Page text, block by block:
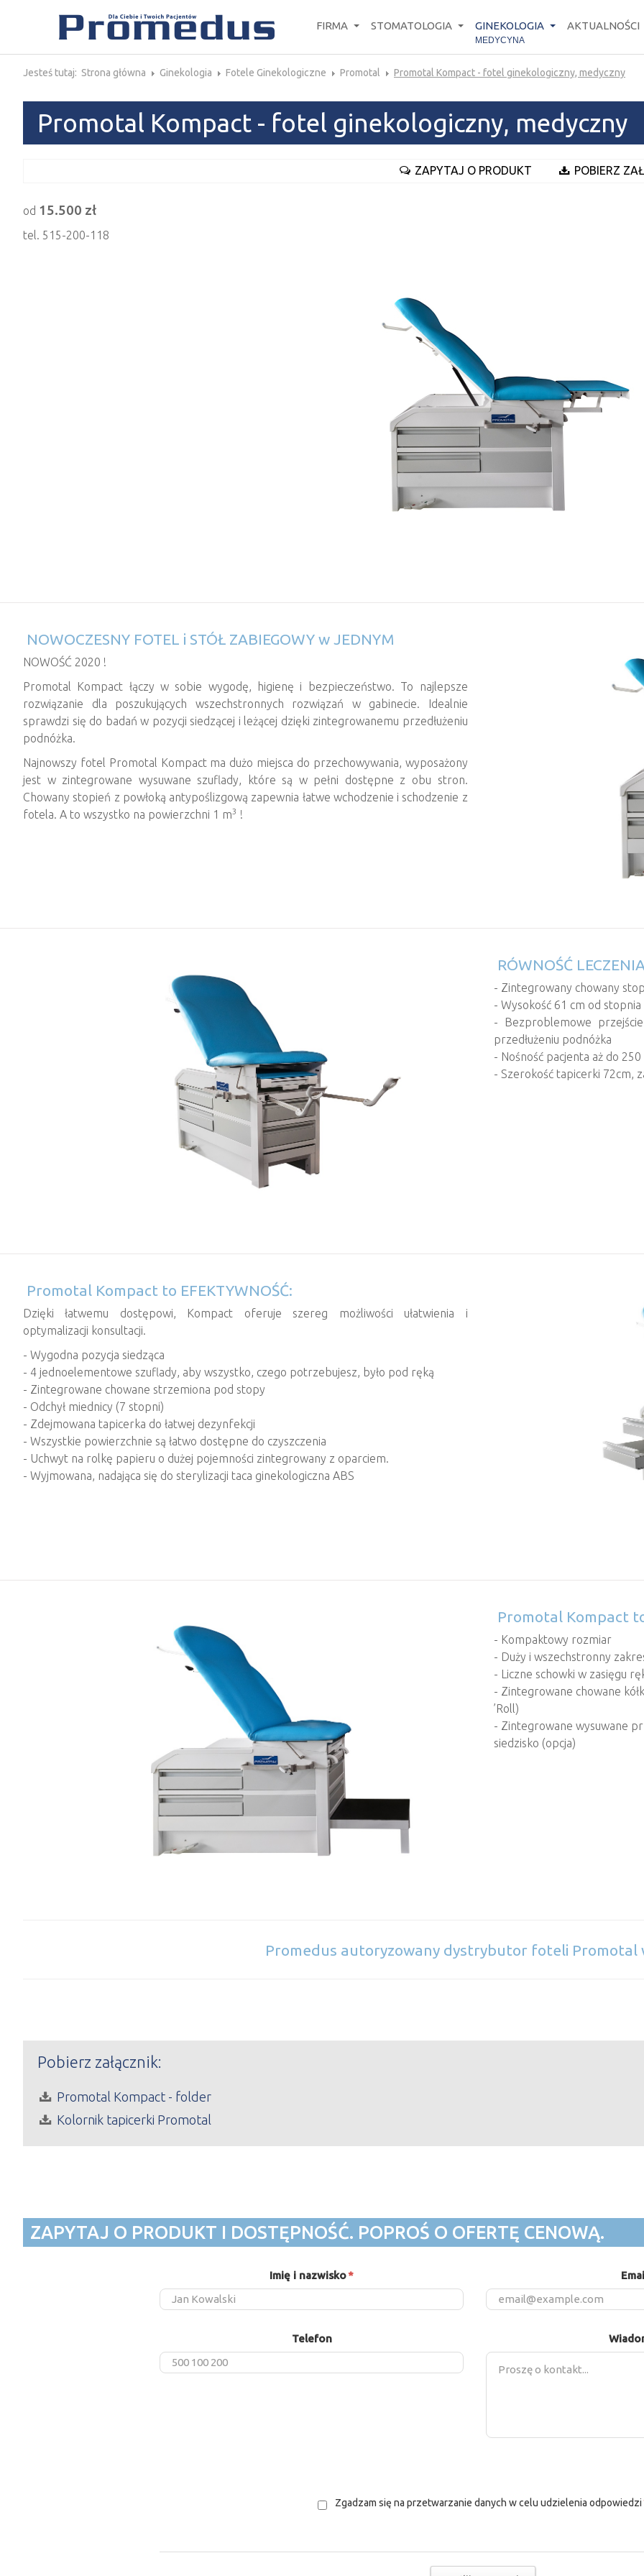
FIRMA STOMATOLOGIA GINEKOLOGIA
MEDYCYNA
AKTUALNOŚCI
Jesteś tutaj: Strona główna Ginekologia Fotele Ginekologiczne Promotal Promotal Kompact - fotel ginekologiczny, medyczny
Promotal Kompact - fotel ginekologiczny, medyczny
ZAPYTAJ O PRODUKT POBIERZ
od 15.500 zł
tel. 515-200-118
NOWOCZESNY FOTEL i STÓŁ ZABIEGOWY w JEDNYM
NOWOŚĆ 2020 !
Promotal Kompact łączy w sobie wygodę, higienę i bezpieczeństwo. To najlepsze
rozwiązanie dla poszukujących wszechstronnych rozwiązań w gabinecie. Idealnie
sprawdzi się do badań w pozycji siedzącej i leżącej dzięki zintegrowanemu przedłużeniu
podnóżka.
Najnowszy fotel Promotal Kompact ma dużo miejsca do przechowywania, wyposażony
jest w zintegrowane wysuwane szuflady, które są w pełni dostępne z obu stron.
Chowany stopień z powłoką antypoślizgową zapewnia łatwe wchodzenie i schodzenie z
fotela. A to wszystko na powierzchni 1 m3 !
RÓWNOŚĆ
- Zintegrowany chowany
- Wysokość 61 cm od
- Bezproblemowe
przedłużeniu podnóżka
- Nośność pacjenta aż do 250
- Szerokość tapicerki 72cm,
Promotal Kompact to EFEKTYWNOŚĆ:
Dzięki łatwemu dostępowi, Kompact oferuje szereg możliwości ułatwienia i
optymalizacji konsultacji.
- Wygodna pozycja siedząca
- 4 jednoelementowe szuflady, aby wszystko, czego potrzebujesz, było pod ręką
- Zintegrowane chowane strzemiona pod stopy
- Odchył miednicy (7 stopni)
- Zdejmowana tapicerka do łatwej dezynfekcji
- Wszystkie powierzchnie są łatwo dostępne do czyszczenia
- Uchwyt na rolkę papieru o dużej pojemności zintegrowany z oparciem.
- Wyjmowana, nadająca się do sterylizacji taca ginekologiczna ABS
Promotal Kompact
- Kompaktowy rozmiar
- Duży i wszechstronny
- Liczne schowki w zasięgu
- Zintegrowane chowane
’Roll)
- Zintegrowane wysuwane
siedzisko (opcja)
Promedus autoryzowany dystrybutor foteli Promotal
Pobierz załącznik:
Promotal Kompact - folder
Kolornik tapicerki Promotal
ZAPYTAJ O PRODUKT I DOSTĘPNOŚĆ. POPROŚ O OFERTĘ CENOWĄ.
Imię i nazwisko*
Telefon
Zgadzam się na przetwarzanie danych w celu udzielenia odpowiedzi